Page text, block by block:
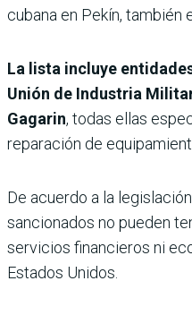
cubana en Pekín, también
La lista incluye
Unión de Industria
Gagarin, todas ellas
reparación de
De acuerdo a la
sancionados no pueden
servicios financieros ni
Estados Unidos.